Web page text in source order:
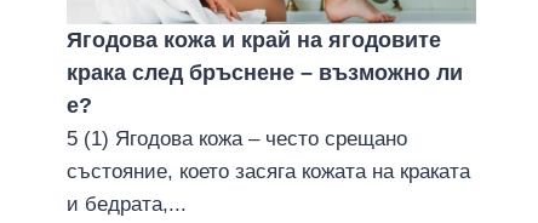
Ягодова кожа и край на ягодовите
крака след бръснене – възможно ли
е?
5 (1) Ягодова кожа – често срещано
състояние, което засяга кожата на краката
и бедрата,...